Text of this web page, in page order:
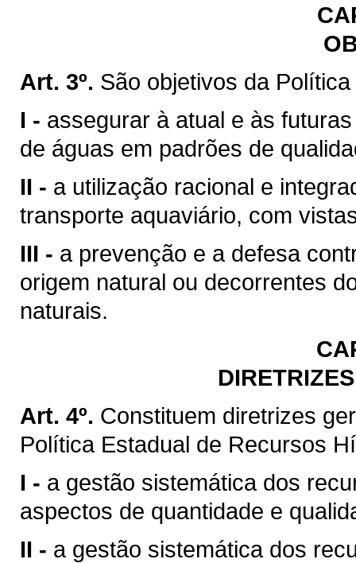
Art. 3º. São objetivos da
I - assegurar à atual e às
de águas em padrões de
II - a utilização racional e
transporte aquaviário, com
III - a prevenção e a defesa
origem natural ou decorrentes
naturais.
Art. 4º. Constituem diretrizes
Política Estadual de Recursos
I - a gestão sistemática dos
aspectos de quantidade e
II - a gestão sistemática dos